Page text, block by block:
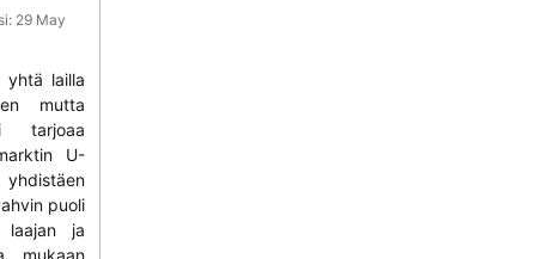
29 May
yhtä lailla
mutta
tarjoaa
U-
yhdistäen
puoli
ja